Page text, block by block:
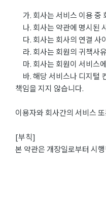
가. 회사는 서비스 이용 중
나. 회사는 약관에 명시된
다. 회사는 회사의 연결 사
라. 회사는 회원의 귀책사
마. 회사는 회원이 서비스
바. 해당 서비스나 디지털
책임을 지지 않습니다.
이용자와 회사간의 서비스
[부칙]
본 약관은 개장일로부터 시